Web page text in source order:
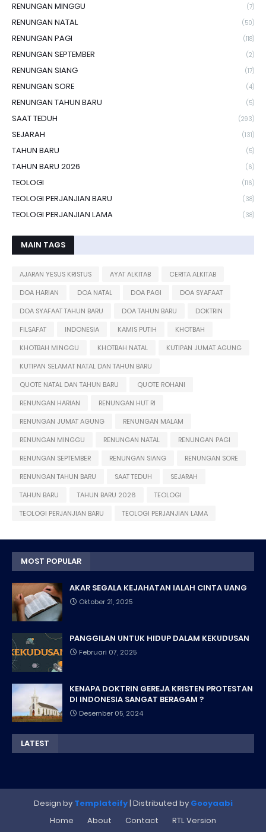
RENUNGAN MINGGU (7)
RENUNGAN NATAL (50)
RENUNGAN PAGI (118)
RENUNGAN SEPTEMBER (2)
RENUNGAN SIANG (17)
RENUNGAN SORE (4)
RENUNGAN TAHUN BARU (5)
SAAT TEDUH (293)
SEJARAH (131)
TAHUN BARU (5)
TAHUN BARU 2026 (6)
TEOLOGI (116)
TEOLOGI PERJANJIAN BARU (38)
TEOLOGI PERJANJIAN LAMA (38)
MAIN TAGS
AJARAN YESUS KRISTUS AYAT ALKITAB
CERITA ALKITAB
DOA HARIAN
DOA NATAL DOA PAGI
DOA SYAFAAT
DOA SYAFAAT TAHUN BARU
DOA TAHUN BARU
DOKTRIN
FILSAFAT
INDONESIA KAMIS PUTIH
KHOTBAH
KHOTBAH MINGGU
KHOTBAH NATAL
KUTIPAN JUMAT AGUNG
KUTIPAN SELAMAT NATAL DAN TAHUN BARU
QUOTE NATAL DAN TAHUN BARU
QUOTE ROHANI
RENUNGAN HARIAN
RENUNGAN HUT RI
RENUNGAN JUMAT AGUNG
RENUNGAN MALAM
RENUNGAN MINGGU
RENUNGAN NATAL
RENUNGAN PAGI
RENUNGAN SEPTEMBER
RENUNGAN SIANG
RENUNGAN SORE
RENUNGAN TAHUN BARU
SAAT TEDUH
SEJARAH
TAHUN BARU
TAHUN BARU 2026
TEOLOGI
TEOLOGI PERJANJIAN BARU
TEOLOGI PERJANJIAN LAMA
MOST POPULAR
AKAR SEGALA KEJAHATAN IALAH CINTA UANG
Oktober 21, 2025
PANGGILAN UNTUK HIDUP DALAM KEKUDUSAN
Februari 07, 2025
KENAPA DOKTRIN GEREJA KRISTEN PROTESTAN
DI INDONESIA SANGAT BERAGAM ?
Desember 05, 2024
LATEST
Design by Templateify| Distributed by Gooyaabi
Home
About Contact RTL Version